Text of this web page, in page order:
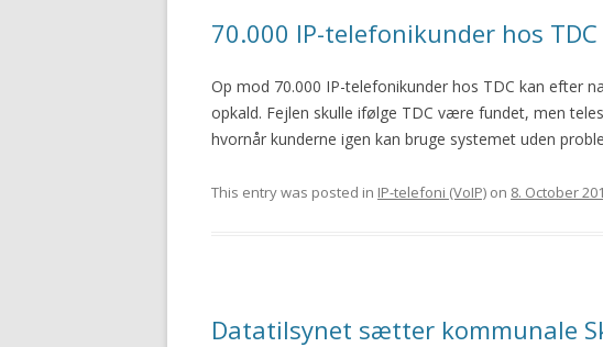
70.000 IP-telefonikunder hos
Op mod 70.000 IP-telefonikunder hos TDC kan efter
opkald. Fejlen skulle ifølge TDC være fundet, men
hvornår kunderne igen kan bruge systemet uden
This entry was posted in IP-telefoni (VoIP) on 8. October
Datatilsynet sætter kommunale